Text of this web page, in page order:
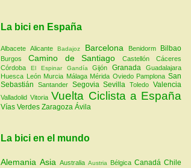
La bici en España
AlbaceteAlicanteBadajoz Barcelona Benidorm Bilbao
Burgos Camino de SantiagoCastellónCáceres
Córdoba El Espinar GandíaGijónGranadaGuadalajara
Huesca León Murcia Málaga Mérida Oviedo PamplonaSan
Sebastián Santander SegoviaSevillaToledoValencia
ValladolidVitoria Vuelta Ciclista a España
Vías Verdes Zaragoza Ávila
La bici en el mundo
Alemania Asia Australia Austria Bélgica Canadá Chile